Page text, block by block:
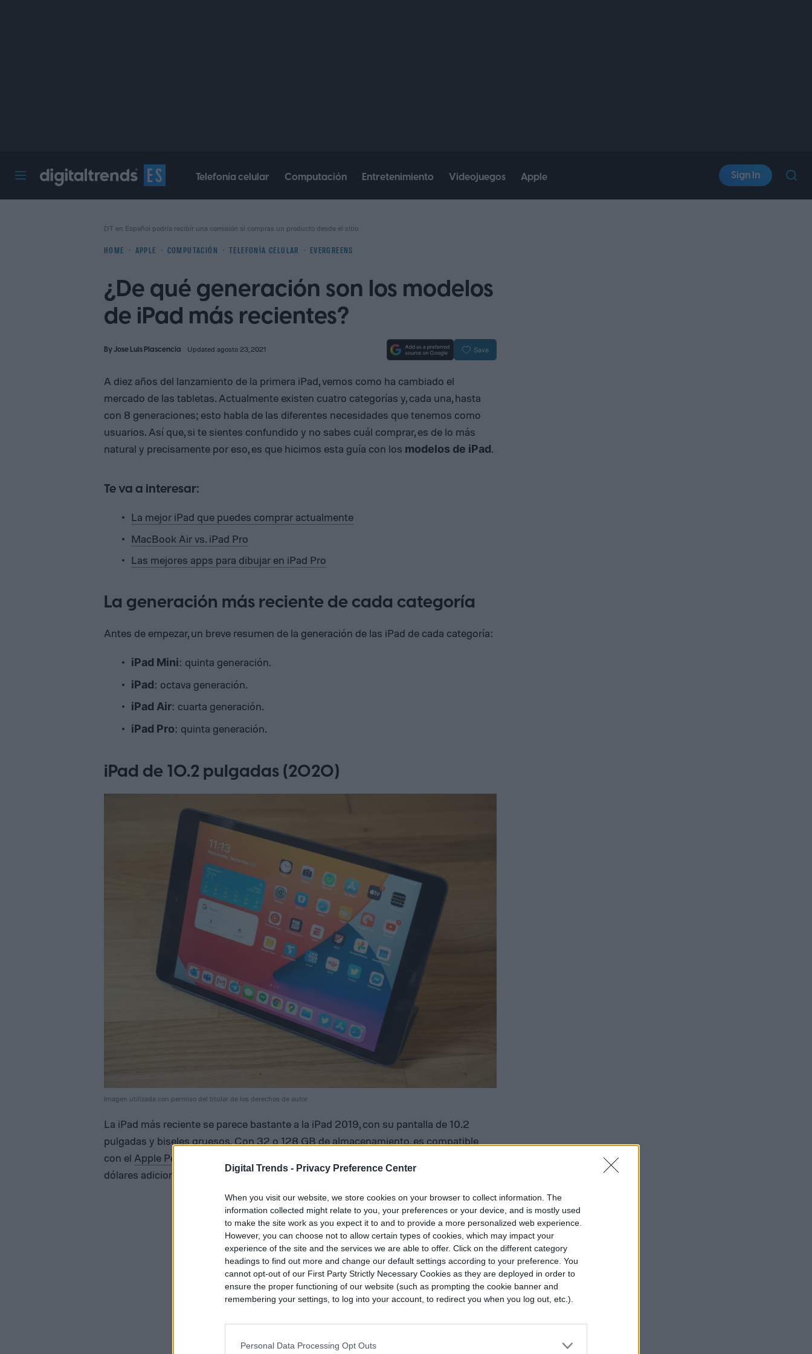
Digital Trends - Privacy Preference Center
When you visit our website, we store cookies on your browser to collect information. The
information collected might relate to you, your preferences or your device, and is mostly used
to make the site work as you expect it to and to provide a more personalized web experience.
However, you can choose not to allow certain types of cookies, which may impact your
experience of the site and the services we are able to offer. Click on the different category
headings to find out more and change our default settings according to your preference. You
cannot opt-out of our First Party Strictly Necessary Cookies as they are deployed in order to
ensure the proper functioning of our website (such as prompting the cookie banner and
remembering your settings, to log into your account, to redirect you when you log out, etc.).
Personal Data Processing Opt Outs
Telefonía celular Computación Entretenimiento Videojuegos Apple Sign In
HOME APPLE COMPUTACIÓN TELEFONÍA CELULAR EVERGREENS
DT en Español podría recibir una comisión si compras un producto desde el sitio
¿De qué generación son los modelos
de iPad más recientes?
ByJose Luis Plascencia Updated agosto 23, 2021 Save
A diez años del lanzamiento de la primera iPad, vemos como ha cambiado el
mercado de las tabletas. Actualmente existen cuatro categorías y, cada una, hasta
con 8 generaciones; esto habla de las diferentes necesidades que tenemos como
usuarios. Así que, si te sientes confundido y no sabes cuál comprar, es de lo más
natural y precisamente por eso, es que hicimos esta guía con los modelos de iPad.
Te va a interesar:
La mejor iPad que puedes comprar actualmente
MacBook Air vs. iPad Pro
Las mejores apps para dibujar en iPad Pro
La generación más reciente de cada categoría
Antes de empezar, un breve resumen de la generación de las iPad de cada categoría:
iPad Mini: quinta generación.
iPad: octava generación.
iPad Air: cuarta generación.
iPad Pro: quinta generación.
iPad de 10.2 pulgadas (2020)
Imagen utilizada con permiso del titular de los derechos de autor
La iPad más reciente se parece bastante a la iPad 2019, con su pantalla de 10.2
pulgadas y biseles gruesos. Con 32 o 128 GB de almacenamiento, es compatible
con el Apple Pencil
dólares adicionales, así como el Magic Keyboard de Apple.